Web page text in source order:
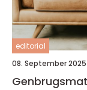
editorial
08. September 2025